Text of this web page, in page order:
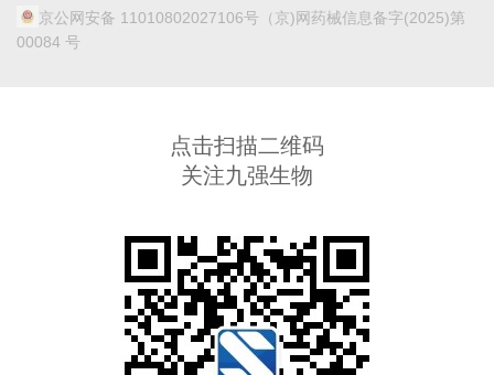
京公网安备 11010802027106号 （京)网药械信息备字(2025)第
00084 号
点击扫描二维码
关注九强生物